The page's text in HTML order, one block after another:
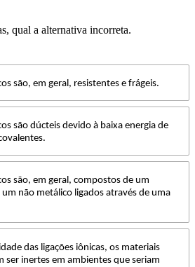
qual a alternativa incorreta.
são, em geral, resistentes e frágeis.
são dúcteis devido à baixa energia de
são, em geral, compostos de um
não metálico ligados através de uma
das ligações iônicas, os materiais
ser inertes em ambientes que seriam